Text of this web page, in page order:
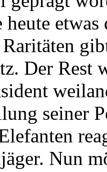
heute
Der Rest
seiner
Nun